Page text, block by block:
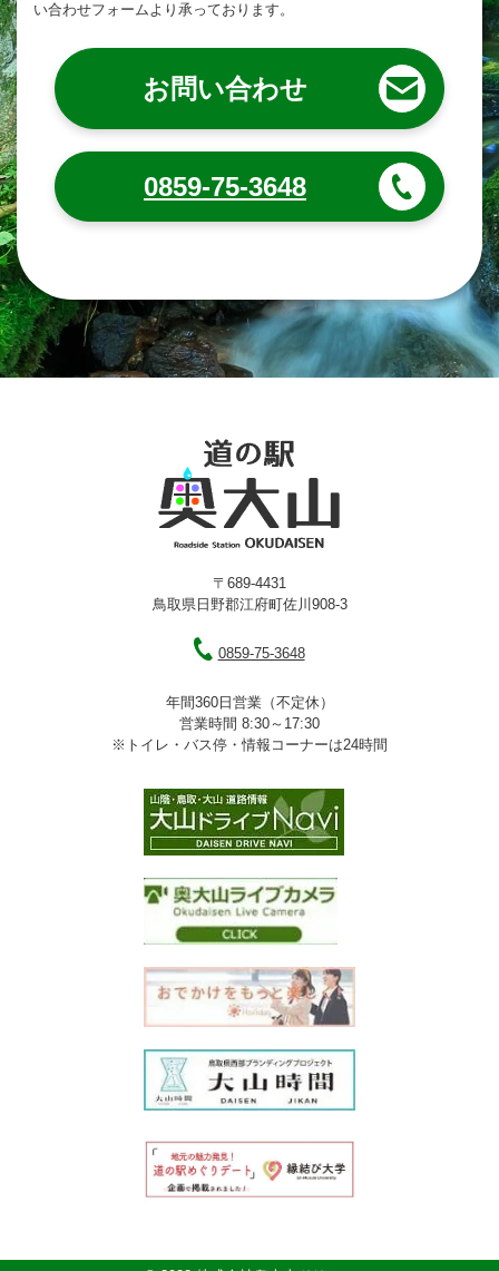
い合わせフォームより承っております。
お問い合わせ
0859-75-3648
〒689-4431
鳥取県日野郡江府町佐川908-3
0859-75-3648
年間360日営業（不定休）
営業時間 8:30～17:30
※トイレ・バス停・情報コーナーは24時間